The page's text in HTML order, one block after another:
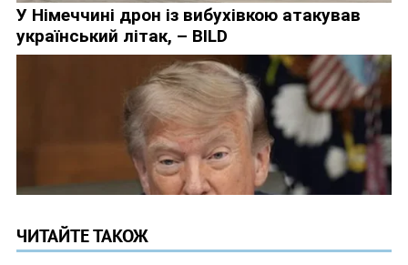
ЧИТАЙТЕ ТАКОЖ